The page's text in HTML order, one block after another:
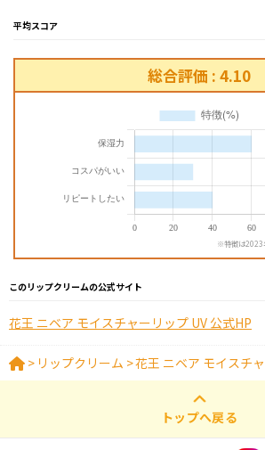
平均スコア
総合評価 : 4.10
※特徴は2023
このリップクリームの公式サイト
花王 ニベア モイスチャーリップ UV 公式HP
> リップクリーム >花王 ニベア モイスチ
トップへ戻る